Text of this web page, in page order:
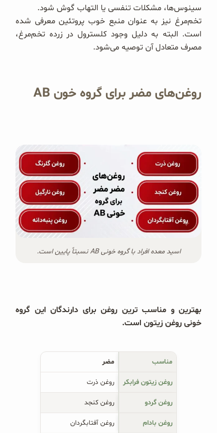
سینوس‌ها، مشکلات تنفسی یا التهاب گوش شود.
تخم‌مرغ نیز به عنوان منبع خوب پروتئین معرفی شده
است. البته به دلیل وجود کلسترول در زرده تخم‌مرغ،
مصرف متعادل آن توصیه می‌شود.
روغن‌های مضر برای گروه خون AB
اسید معده افراد با گروه خونی AB نسبتاً پایین است.
بهترین و مناسب ترین روغن برای دارندگان این گروه
خونی روغن زیتون است.
مناسب مضر
روغن زیتون فرابکر روغن ذرت
روغن گردو روغن کنجد
روغن بادام روغن آفتابگردان